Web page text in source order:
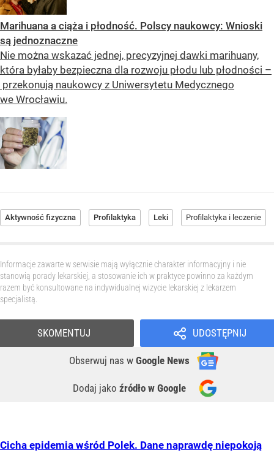
Marihuana a ciąża i płodność. Polscy naukowcy: Wnioski
są jednoznaczne
Nie można wskazać jednej, precyzyjnej dawki marihuany,
która byłaby bezpieczna dla rozwoju płodu lub płodności –
przekonują naukowcy z Uniwersytetu Medycznego
we Wrocławiu.
Aktywność fizyczna Profilaktyka Leki Profilaktyka i leczenie
Informacje zawarte w serwisie mają wyłącznie charakter informacyjny i nie
stanowią porady lekarskiej, a stosowanie ich w praktyce powinno za każdym
razem być konsultowane na indywidualnej wizycie lekarskiej z lekarzem
specjalistą.
UDOSTĘPNIJ
Obserwuj nas w Google News
Dodaj jako źródło w Google
SKOMENTUJ
Cicha epidemia wśród Polek. Dane naprawdę niepokoją